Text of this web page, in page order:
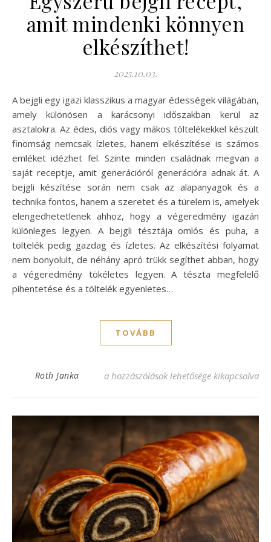
amit mindenki könnyen
elkészíthet!
2025.10.03.
A bejgli egy igazi klasszikus a magyar édességek világában,
amely különösen a karácsonyi időszakban kerül az
asztalokra. Az édes, diós vagy mákos töltelékekkel készült
finomság nemcsak ízletes, hanem elkészítése is számos
emléket idézhet fel. Szinte minden családnak megvan a
saját receptje, amit generációról generációra adnak át. A
bejgli készítése során nem csak az alapanyagok és a
technika fontos, hanem a szeretet és a türelem is, amelyek
elengedhetetlenek ahhoz, hogy a végeredmény igazán
különleges legyen. A bejgli tésztája omlós és puha, a
töltelék pedig gazdag és ízletes. Az elkészítési folyamat
nem bonyolult, de néhány apró trükk segíthet abban, hogy
a végeredmény tökéletes legyen. A tészta megfelelő
pihentetése és a töltelék egyenletes…
TOVÁBB
Roth Janka Egyszerű bejgli recept, amit mindenki
a hozzászólások lehetősége kikapcsolva